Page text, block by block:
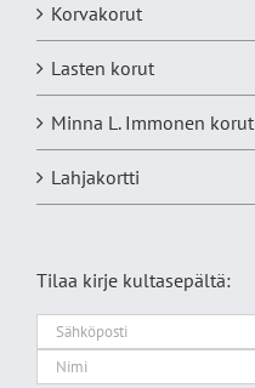
Korvakorut
Lasten korut
Minna L. Immonen korut
Lahjakortti
Tilaa kirje kultasepältä: